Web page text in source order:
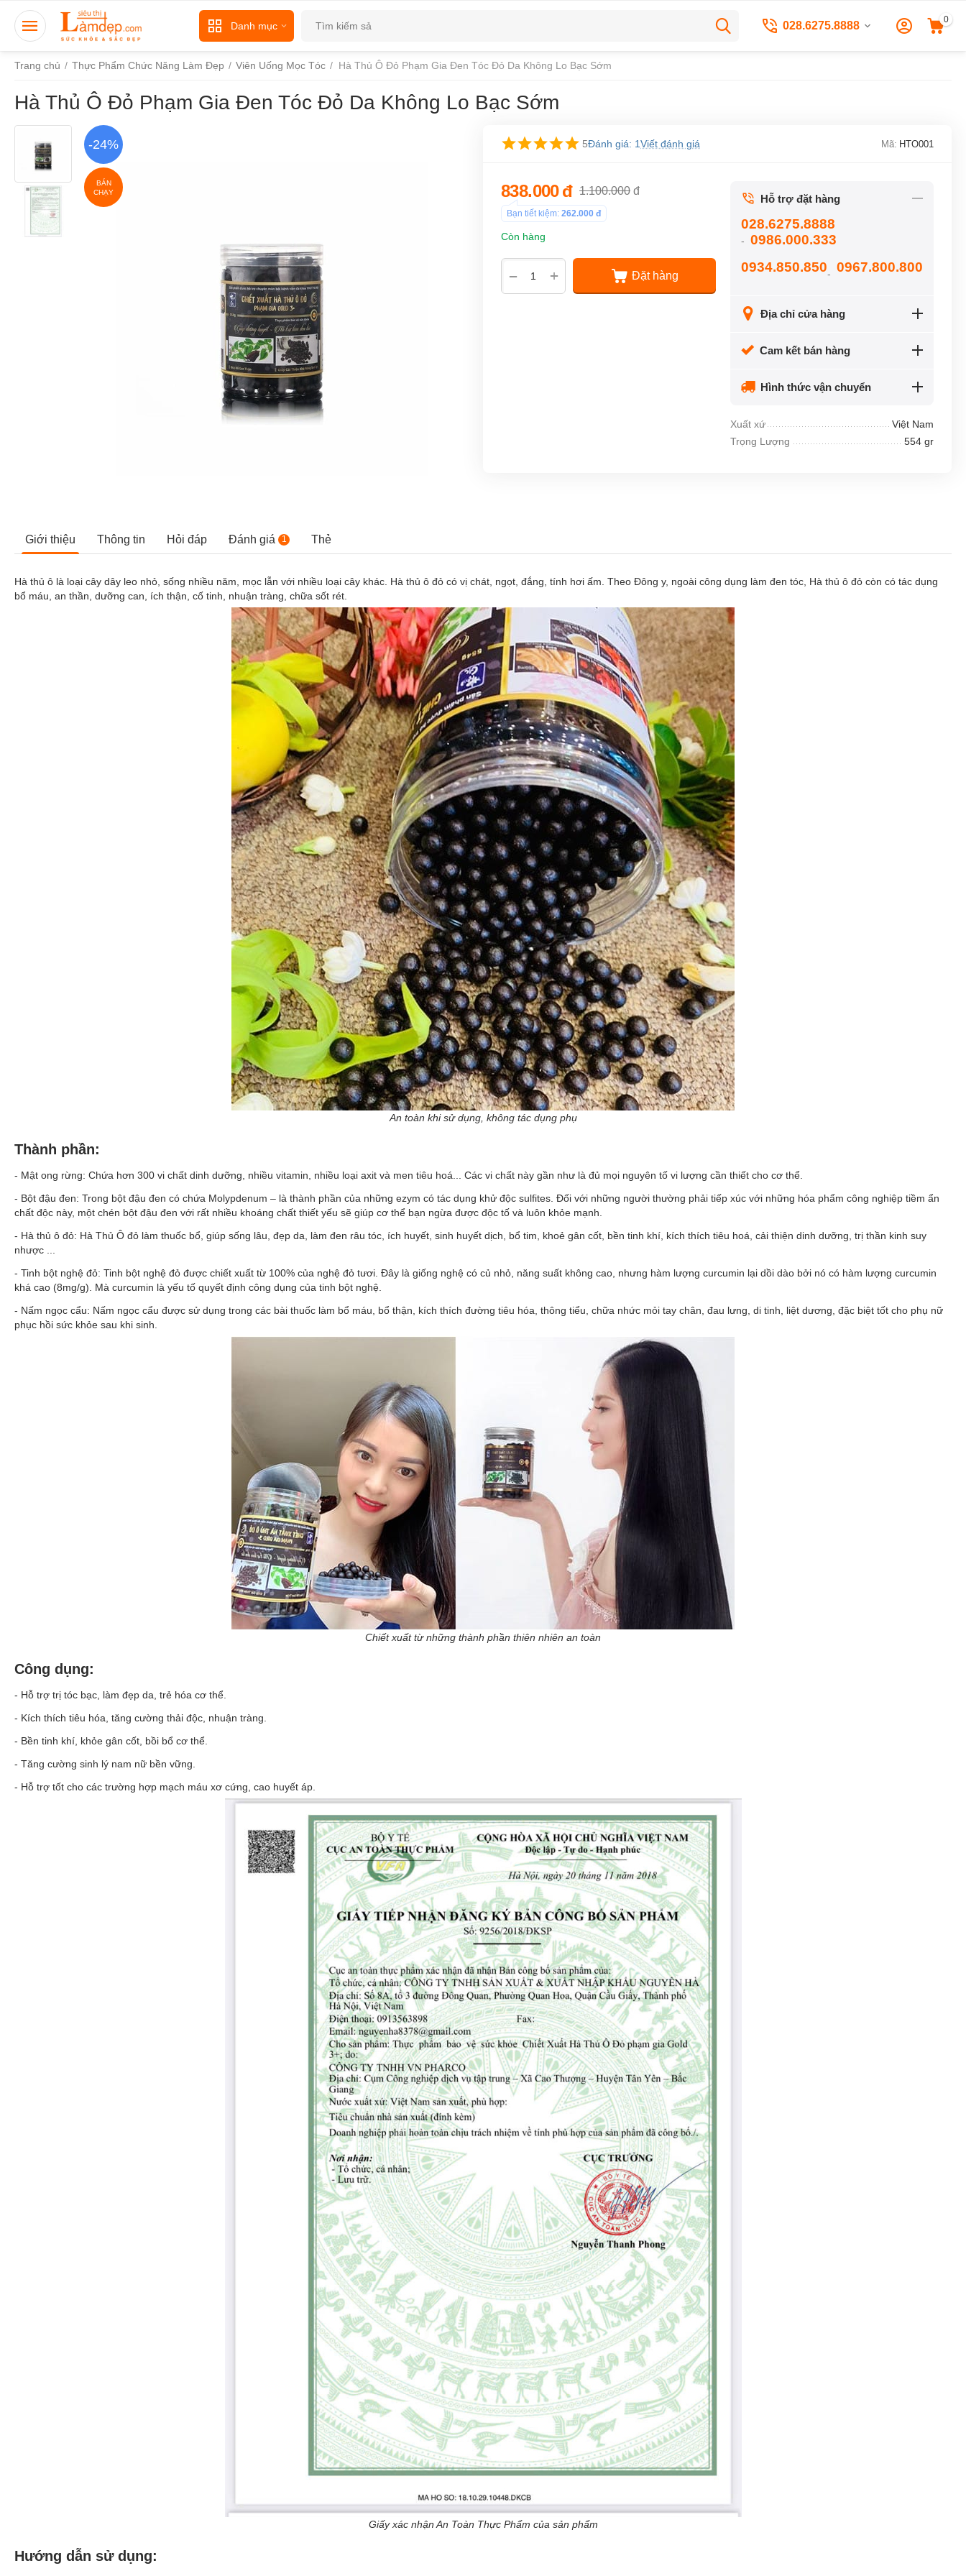
Danh mục 028.6275.8888 0
Trang chủ / Thực Phẩm Chức Năng Làm Đẹp / Viên Uống Mọc Tóc / Hà Thủ Ô Đỏ Phạm Gia Đen Tóc Đỏ Da Không Lo Bạc Sớm
Hà Thủ Ô Đỏ Phạm Gia Đen Tóc Đỏ Da Không Lo Bạc Sớm
-24%
BÁN
CHẠY
5Đánh giá: 1Viết đánh giá Mã: HTO001
838.000đ 1.100.000 đ
Bạn tiết kiệm: 262.000 đ
Còn hàng
+
− Đặt hàng
Hỗ trợ đặt hàng
028.6275.8888
- 0986.000.333
0934.850.850- 0967.800.800
Địa chỉ cửa hàng
Cam kết bán hàng
Hình thức vận chuyển
Xuất xứ
Việt Nam
Trọng Lượng
554 gr
Giới thiệu Thông tin Hỏi đáp Đánh giá 1 Thẻ
Hà thủ ô là loại cây dây leo nhỏ, sống nhiều năm, mọc lẫn với nhiều loại cây khác. Hà thủ ô đỏ có vị chát, ngọt, đắng, tính hơi ấm. Theo Đông y, ngoài công dụng làm đen tóc, Hà thủ ô đỏ còn có tác dụng
bổ máu, an thần, dưỡng can, ích thận, cố tinh, nhuận tràng, chữa sốt rét.
An toàn khi sử dụng, không tác dụng phụ
Thành phần:
- Mật ong rừng: Chứa hơn 300 vi chất dinh dưỡng, nhiều vitamin , nhiều loại axit và men tiêu hoá... Các vi chất này gần như là đủ mọi nguyên tố vi lượng cần thiết cho cơ thể.
- Bột đậu đen: Trong bột đậu đen có chứa Molypdenum – là thành phần của những ezym có tác dụng khử độc sulfites. Đối với những người thường phải tiếp xúc với những hóa phẩm công nghiệp tiềm ẩn
chất độc này, một chén bột đậu đen với rất nhiều khoáng chất thiết yếu sẽ giúp cơ thể bạn ngừa được độc tố và luôn khỏe mạnh.
- Hà thủ ô đỏ: Hà Thủ Ô đỏ làm thuốc bổ, giúp sống lâu, đẹp da, làm đen râu tóc, ích huyết, sinh huyết dịch, bổ tim, khoẻ gân cốt, bền tinh khí, kích thích tiêu hoá, cải thiện dinh dưỡng, trị thần kinh suy
nhược ...
- Tinh bột nghệ đỏ: Tinh bột nghệ đỏ được chiết xuất từ 100% của nghệ đỏ tươi. Đây là giống nghệ có củ nhỏ, năng suất không cao, nhưng hàm lượng curcumin lại dồi dào bởi nó có hàm lượng curcumin
khá cao (8mg/g). Mà curcumin là yếu tố quyết định công dụng của tinh bột nghệ.
- Nấm ngọc cẩu: Nấm ngọc cẩu được sử dụng trong các bài thuốc làm bổ máu, bổ thận, kích thích đường tiêu hóa, thông tiểu, chữa nhức mỏi tay chân, đau lưng, di tinh, liệt dương, đặc biệt tốt cho phụ nữ
phục hồi sức khỏe sau khi sinh.
Chiết xuất từ những thành phần thiên nhiên an toàn
Công dụng:
- Hỗ trợ trị tóc bạc, làm đẹp da, trẻ hóa cơ thể.
- Kích thích tiêu hóa, tăng cường thải độc, nhuận tràng.
- Bền tinh khí, khỏe gân cốt, bồi bổ cơ thể.
- Tăng cường sinh lý nam nữ bền vững.
- Hỗ trợ tốt cho các trường hợp mạch máu xơ cứng, cao huyết áp.
Giấy xác nhận An Toàn Thực Phẩm của sản phẩm
Hướng dẫn sử dụng: